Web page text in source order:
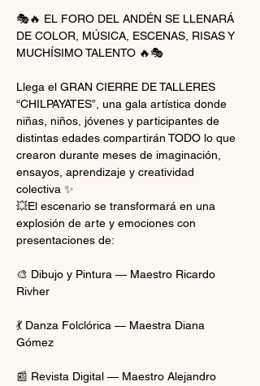
🎭🔥 EL FORO DEL ANDÉN SE LLENARÁ
DE COLOR, MÚSICA, ESCENAS, RISAS Y
MUCHÍSIMO TALENTO 🔥🎭
Llega el GRAN CIERRE DE TALLERES
“CHILPAYATES”, una gala artística donde
niñas, niños, jóvenes y participantes de
distintas edades compartirán TODO lo que
crearon durante meses de imaginación,
ensayos, aprendizaje y creatividad
colectiva ✨
💥El escenario se transformará en una
explosión de arte y emociones con
presentaciones de:
🎨 Dibujo y Pintura — Maestro Ricardo
Rivher
💃 Danza Folclórica — Maestra Diana
Gómez
📰 Revista Digital — Maestro Alejandro